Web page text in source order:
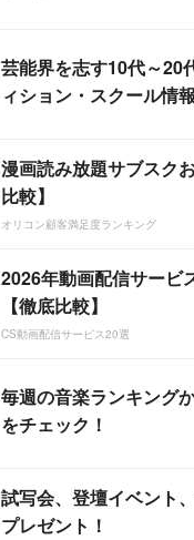
芸能界を志す10代～
ィション・スクール情
漫画読み放題サブスク
比較】
オリコン顧客満足度ランキング
2026年動画配信サービ
【徹底比較】
CS動画配信サービス20選
毎週の音楽ランキング
をチェック！
試写会、登壇イベント
プレゼント！